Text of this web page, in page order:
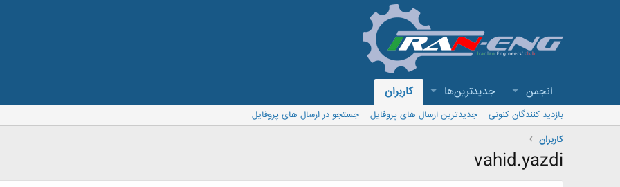
انجمن جدیدترین‌ها کاربران
بازدید کنندگان کنونی جدیدترین ارسال های پروفایل
جستجو در ارسال های پروفایل
کاربران
vahid.yazdi